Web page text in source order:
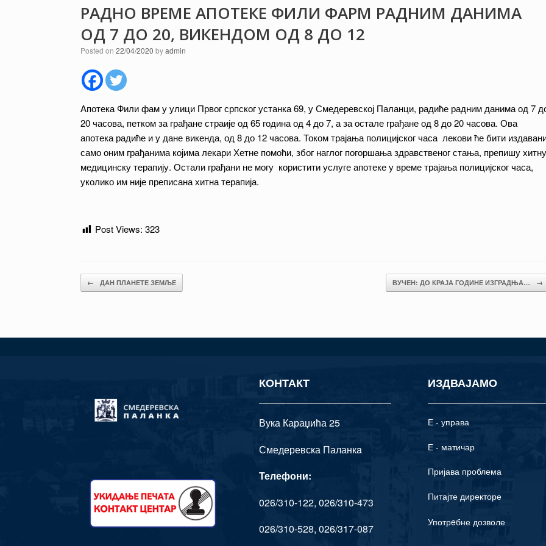
РАДНО ВРЕМЕ АПОТЕКЕ ФИЛИ ФАРМ РАДНИМ ДАНИМА
ОД 7 ДО 20, ВИКЕНДОМ ОД 8 ДО 12
Posted on 22/04/2020 byadmin
Апотека Фили фам у улици Првог српског устанка 69, у Смедеревској Паланци, радиће радним данима од 7
20 часова, петком за грађане страије од 65 година од 4 до 7, а за остале грађане од 8 до 20 часова. Ова
апотека радиће и у дане викенда, од 8 до 12 часова. Током трајања полицијског часа лекови ће бити
само оним грађанима којима лекари Хетне помоћи, због наглог погоршања здравственог стања, препишу хитну
медицинску терапију. Остали грађани не могу користити услуге апотеке у време трајања полицијског часа,
уколико им није преписана хитна терапија.
Post Views: 323
Post navigation
← ДАН ПЛАНЕТЕ ЗЕМЉЕ ВУЧЕН: ДО КРАЈА ГОДИНЕ ИЗГРАДЊА… →
КОНТАКТ
Вука Караџића 25
Смедеревска Паланкa
Телефони:
026/310-122, 026/310-473
026/310-528, 026/317-087
ИЗДВАЈАМО
Е - управа
Е - матичар
Пријава проблема
Питајте директоре
Употрeбне дозволе